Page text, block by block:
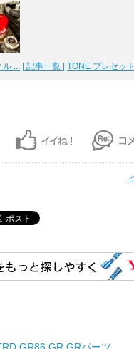
ル ... | 記事一覧 | TONE プレセッ